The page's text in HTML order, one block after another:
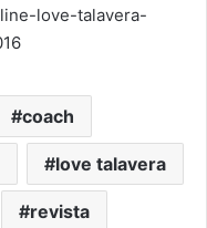
coach
love talavera
revista